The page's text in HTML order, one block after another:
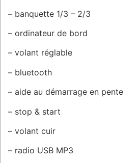
– banquette 1/3 – 2/3
– ordinateur de bord
– volant réglable
– bluetooth
– aide au démarrage en pente
– stop & start
– volant cuir
– radio USB MP3